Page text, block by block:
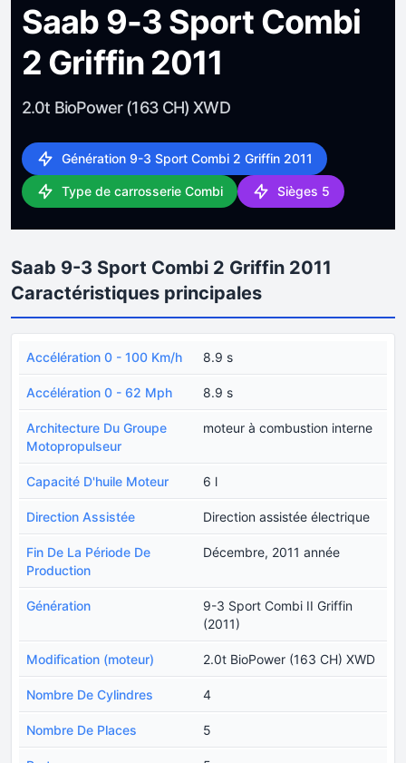
Saab 9-3 Sport Combi
2 Griffin 2011
2.0t BioPower (163 CH) XWD
Génération 9-3 Sport Combi 2 Griffin 2011
Type de carrosserie Combi Sièges 5
Saab 9-3 Sport Combi 2 Griffin 2011
Caractéristiques principales
Accélération 0 - 100 Km/h 8.9 s
Accélération 0 - 62 Mph 8.9 s
Architecture Du Groupe
Motopropulseur
moteur à combustion interne
Capacité D'huile Moteur 6 l
Direction Assistée Direction assistée électrique
Fin De La Période De
Production
Décembre, 2011 année
Génération
9-3 Sport Combi II Griffin
(2011)
Modification (moteur) 2.0t BioPower (163 CH) XWD
Nombre De Cylindres 4
Nombre De Places 5